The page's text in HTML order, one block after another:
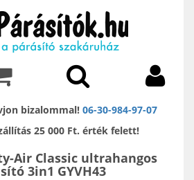
bizalommal! 06-30-984-97-07
25 000 Ft. érték felett!
Air Classic ultrahangos
3in1 GYVH43